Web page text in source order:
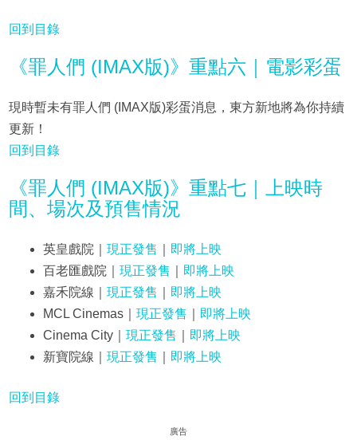
回到目錄
《罪人們 (IMAX版)》重點六｜電影彩蛋
現時暫未有罪人們 (IMAX版)彩蛋消息，東方新地將為你持續
更新！
回到目錄
《罪人們 (IMAX版)》重點七｜上映時
間、場次及預售情況
英皇戲院｜ 現正發售
即將上映
百老匯戲院｜ 現正發售
即將上映
嘉禾院線｜ 現正發售
即將上映
MCL Cinemas｜ 現正發售
即將上映
Cinema City｜ 現正發售
即將上映
新寶院線｜ 現正發售 即將上映
回到目錄
廣告